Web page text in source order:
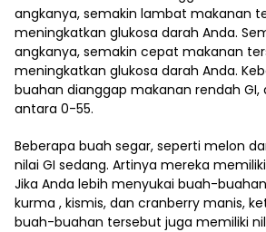
angkanya, semakin lambat makanan
meningkatkan glukosa darah Anda.
angkanya, semakin cepat makanan
meningkatkan glukosa darah Anda.
buahan dianggap makanan rendah GI,
antara 0-55.
Beberapa buah segar, seperti melon
nilai GI sedang. Artinya mereka
Jika Anda lebih menyukai buah-
kurma , kismis, dan cranberry manis,
buah-buahan tersebut juga memiliki